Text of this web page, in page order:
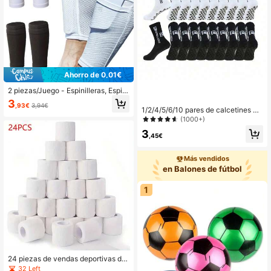
Ahorro de 0,01€
2 piezas/Juego - Espinilleras, Espini
lleras de fútbol, Mangas para espinil
leras de fútbol con bolsillos para suj
a principiantes, atletas, hombres y
mujeres
3 ,93€ 3,94€
24 piezas de vendas deportivas de
fútbol, vendas elásticas adhesivas
32 Left
1/2/4/5/6/10 pares de calcetines de
fútbol para hombre, con almohadilla
vos con agarre para fútbol y balonc
(1000+)
3 ,45€
Más vendidos
en Balones de fútbol
1